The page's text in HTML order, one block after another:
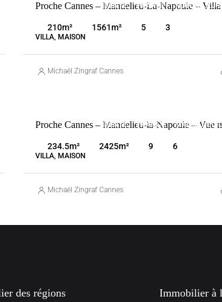
VENTE FRANCE MANDELIEU-
210m² 1561m² 5 3
VILLA, MAISON
Michaël Zingraf Cannes
VENTE FRANCE MANDELIEU-
Proche Cannes – Mandelieu-la-Napoule – Vue
234.5m² 2425m² 9 6
VILLA, MAISON
Michaël Zingraf Cannes
des régions Immobilier à